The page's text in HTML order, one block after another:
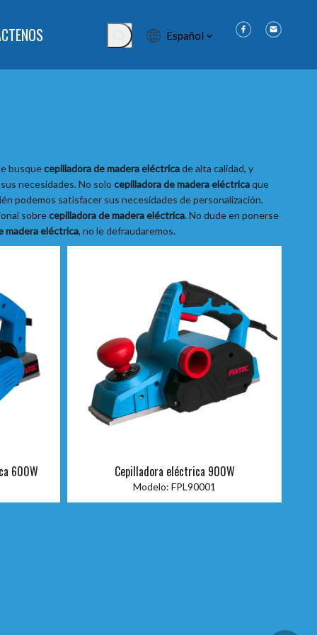
Español
busquecepilladora de madera eléctricade alta calidad, y
necesidades. No solo cepilladora de madera eléctricaque
podemos satisfacer sus necesidades de personalización.
sobrecepilladora de madera eléctrica. No dude en ponerse
madera eléctrica, no le defraudaremos.
600W Cepilladora eléctrica 900W
Modelo: FPL90001